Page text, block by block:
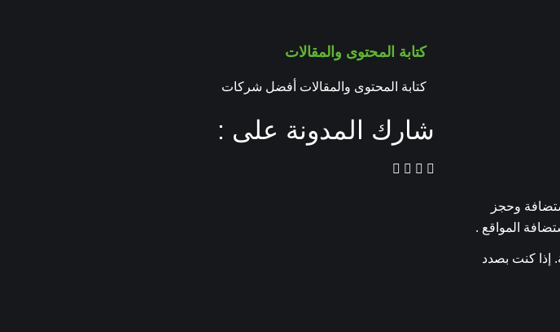
وحجز
المواقع .
إذا كنت بصدد
كتابة المحتوى والمقالات
كتابة المحتوى والمقالات أفضل شركات
شارك المدونة على :